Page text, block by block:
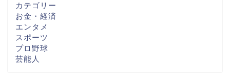
カテゴリー
お金・経済
エンタメ
スポーツ
プロ野球
芸能人